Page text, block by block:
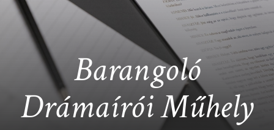
REGISZTRÁLOK
PROGRAMISMERTETŐ
PROGRAMOK
Barangoló
Drámaírói Műhely